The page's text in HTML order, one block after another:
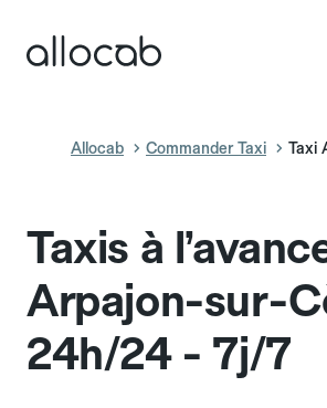
Allocab Commander Taxi Taxi
Taxis à
Arpajon-sur-
24h/24 - 7j/7